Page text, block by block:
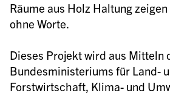
Räume aus Holz Haltung
ohne Worte.
Dieses Projekt wird aus Mitteln
Bundesministeriums für Land-
Forstwirtschaft, Klima- und